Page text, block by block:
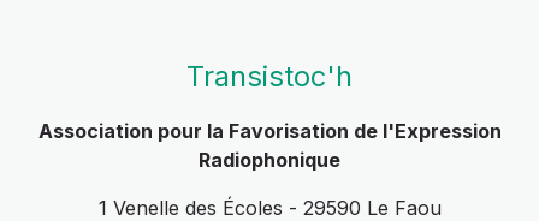
Transistoc'h
Association pour la Favorisation de l'Expression
Radiophonique
1 Venelle des Écoles - 29590 Le Faou